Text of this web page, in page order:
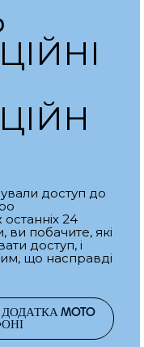
доступ до
24
побачите, які
доступ, і
що насправді
MOTO